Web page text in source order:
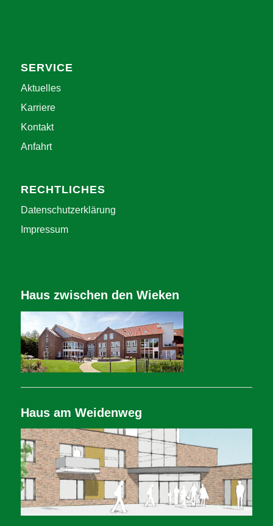
SERVICE
Aktuelles
Karriere
Kontakt
Anfahrt
RECHTLICHES
Datenschutzerklärung
Impressum
Haus zwischen den Wieken
Haus am Weidenweg